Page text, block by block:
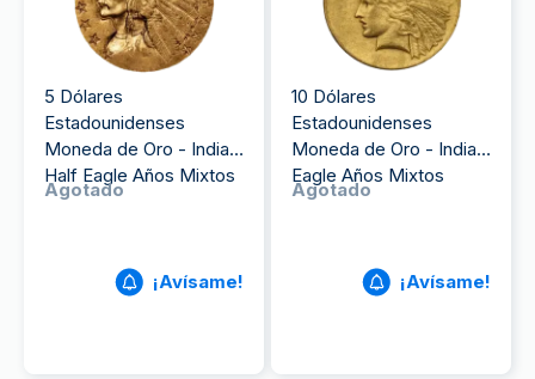
5 Dólares
Estadounidenses
Moneda de Oro - Indian
Half Eagle Años Mixtos
Agotado
¡Avísame!
10 Dólares
Estadounidenses
Moneda de Oro - Indian
Eagle Años Mixtos
Agotado
¡Avísame!